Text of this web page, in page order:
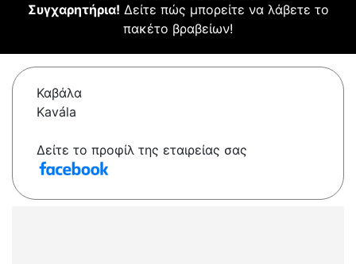
Συγχαρητήρια! Δείτε πώς μπορείτε να λάβετε το
πακέτο βραβείων!
Καβάλα
Kavála
Δείτε το προφίλ της εταιρείας σας